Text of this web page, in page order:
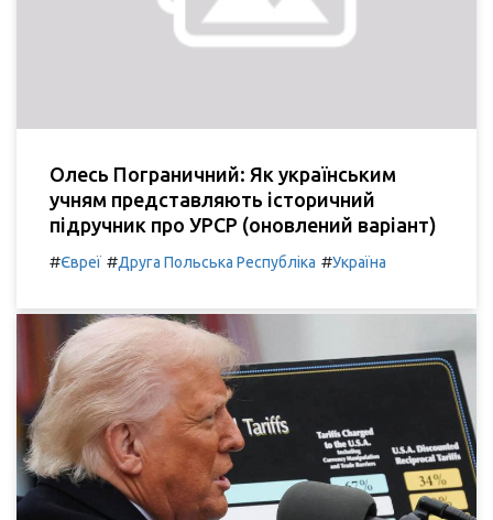
Олесь Пограничний: Як українським
учням представляють історичний
підручник про УРСР (оновлений варіант)
#Євреї #Друга Польська Республіка #Україна